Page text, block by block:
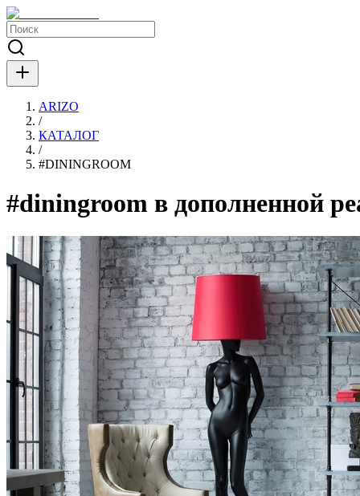
ARIZO
/
КАТАЛОГ
/
#DININGROOM
#diningroom в дополненной